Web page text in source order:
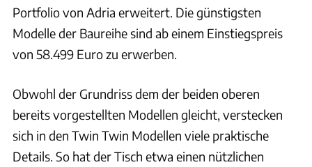
Portfolio von Adria erweitert. Die günstigsten
Modelle der Baureihe sind ab einem Einstiegspreis
von 58.499 Euro zu erwerben.
Obwohl der Grundriss dem der beiden oberen
bereits vorgestellten Modellen gleicht, verstecken
sich in den Twin Twin Modellen viele praktische
Details. So hat der Tisch etwa einen nützlichen